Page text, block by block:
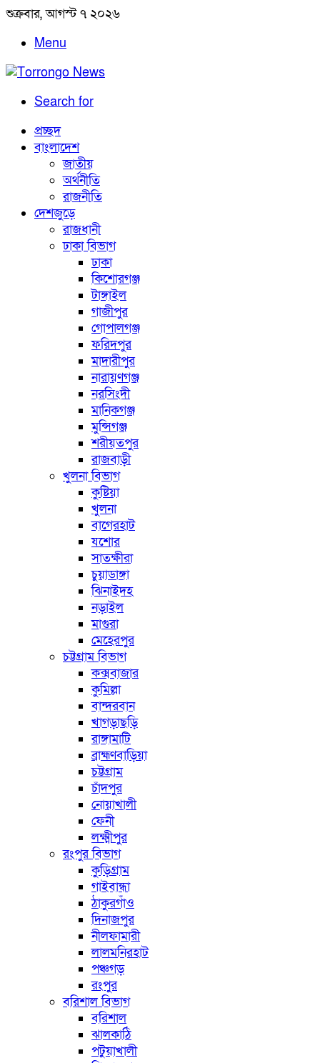
শুক্রবার, আগস্ট ৭ ২০২৬
Menu
Search for
প্রচ্ছদ
বাংলাদেশ
জাতীয়
অর্থনীতি
রাজনীতি
দেশজুড়ে
রাজধানী
ঢাকা বিভাগ
ঢাকা
কিশোরগঞ্জ
টাঙ্গাইল
গাজীপুর
গোপালগঞ্জ
ফরিদপুর
মাদারীপুর
নারায়ণগঞ্জ
নরসিংদী
মানিকগঞ্জ
মুন্সিগঞ্জ
শরীয়তপুর
রাজবাড়ী
খুলনা বিভাগ
কুষ্টিয়া
খুলনা
বাগেরহাট
যশোর
সাতক্ষীরা
চুয়াডাঙ্গা
ঝিনাইদহ
নড়াইল
মাগুরা
মেহেরপুর
চট্টগ্রাম বিভাগ
কক্সবাজার
কুমিল্লা
বান্দরবান
খাগড়াছড়ি
রাঙ্গামাটি
ব্রাহ্মণবাড়িয়া
চট্টগ্রাম
চাঁদপুর
নোয়াখালী
ফেনী
লক্ষ্মীপুর
রংপুর বিভাগ
কুড়িগ্রাম
গাইবান্ধা
ঠাকুরগাঁও
দিনাজপুর
নীলফামারী
লালমনিরহাট
পঞ্চগড়
রংপুর
বরিশাল বিভাগ
বরিশাল
ঝালকাঠি
পটুয়াখালী